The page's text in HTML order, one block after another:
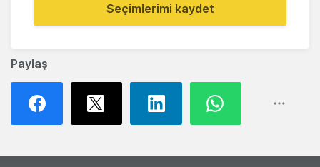
Paylaş
Seçimlerimi kaydet